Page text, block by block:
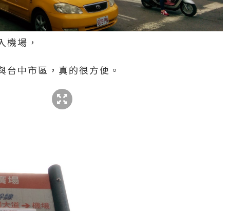
機場，
台中市區，真的很方便。